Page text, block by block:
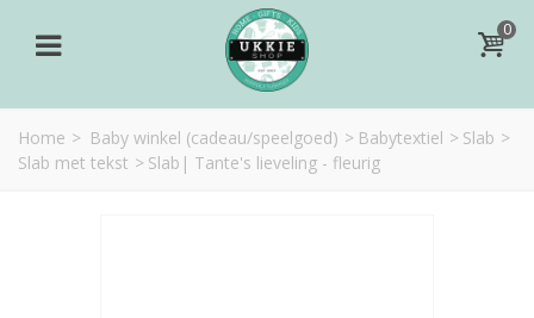
0
Home > Baby winkel (cadeau/speelgoed) > Babytextiel > Slab >
Slab met tekst > Slab| Tante's lieveling - fleurig